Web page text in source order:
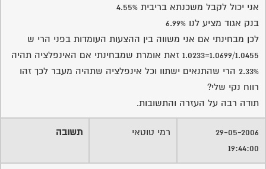
אני יכול לקבל משכנתא בריבית 4.55%
בנק אגוד מציע לנו 6.99%
לכן מבחינתי אם אני משווה בין ההצעות העומדות בפני הרי ש
1.0699/1.0455=1.0233 זאת אומרת שמבחינתי אם האינפלציה תהיה
2.33% הרי שהתנאים ישתוו וכל אינפלציה שתהיה מעבר לכך זהו
רווח נקי שלי?
תודה רבה על העזרה והתשובות.
29-05-2006
19:44:00
רמי טוטאי תשובה